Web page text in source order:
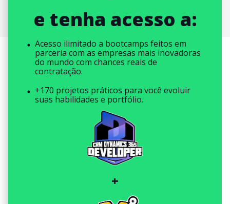
e tenha acesso a:
Acesso ilimitado a bootcamps feitos em
parceria com as empresas mais inovadoras
do mundo com chances reais de
contratação.
+170 projetos práticos para você evoluir
suas habilidades e portfólio.
+